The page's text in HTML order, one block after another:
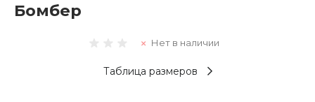
Бомбер
Нет в наличии
Таблица размеров